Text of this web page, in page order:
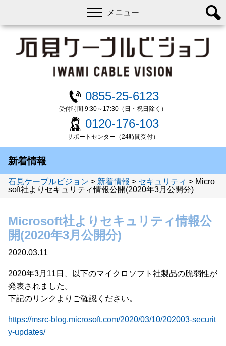
0855-25-6123
受付時間 9:30～17:30（日・祝日除く）
0120-176-103
サポートセンター（24時間受付）
メニュー
新着情報
石見ケーブルビジョン > 新着情報 > セキュリティ > Micro
soft社よりセキュリティ情報公開(2020年3月公開分)
Microsoft社よりセキュリティ情報公
開(2020年3月公開分)
2020.03.11
2020年3月11日、以下のマイクロソフト社製品の脆弱性が
発表されました。
下記のリンクよりご確認ください。
https://msrc-blog.microsoft.com/2020/03/10/202003-securit
y-updates/